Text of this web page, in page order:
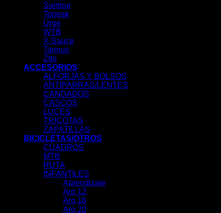
Suntour
Topeak
Urge
WTB
X-Sauce
Tannus
Ztto
ACCESORIOS
ALFORJAS Y BOLSOS
ANTIPARRAS/LENTES
CANDADOS
CASCOS
LUCES
TRICOTAS
ZAPATILLAS
BICICLETAS/OTROS
CUADROS
MTB
RUTA
INFANTILES
Aprendizaje
Aro 12
Aro 16
Aro 20